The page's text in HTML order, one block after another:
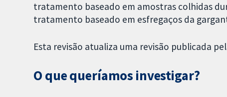
tratamento baseado em amostras colhidas
tratamento baseado em esfregaços da
Esta revisão atualiza uma revisão publicada
O que queríamos investigar?